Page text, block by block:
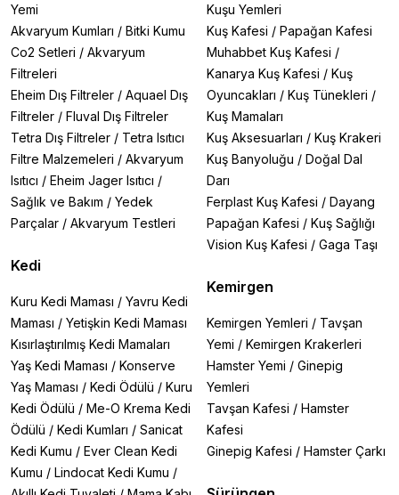
En Çok Satan Kum Torbası ve Filtre Modelleri
Beeztees Kedi Tuvalet Poşeti- Sızdırmaz yapısıyla
(67x48cm)
Beeztees Karbon Filtre
- Güçlü koku kontrolü
(20x30cm)
Catit SmartSift Yedek Torbası- Akıllı tuvalet sistemleri
için
Ferplast Clear Cat Filtre- Havayı temizleyen özel
formül
Karlie Kedi Tuvalet Poşeti
- Ekonomik 10'lu paket
Ürün Seçerken Dikkat Edilmesi Gerekenler
🔹 Boyut:Tuvalet kabınıza uygun ölçüleri seçin
🔹 Malzeme:Yırtılmaya dayanıklı kalın plastik torbalar
Aktif karbonlu filtreler daha etkili koku
kontrolü sağlar
Uzun süreli kullanım için çoklu
paketler
Kum Torbası ve Filtre Çeşitleri
•Standart Kum Torbaları:
Ekonomik ve pratik
çözümler
•Karbon Filtreler:Kapalı tuvaletler için koku önleyici
•Akıllı Tuvalet Yedekleri:Catit SmartSift gibi sistemlere
özel
•Biyobozunur Torbalar: Çevre dostu seçenekler
Sıkça Sorulan Sorular
Kedi tuvalet poşeti ne işe yarar?
Yemi
Akvaryum Kumları / Bitki Kumu
Co2 Setleri / Akvaryum
Filtreleri
Eheim Dış Filtreler / Aquael Dış
Filtreler / Fluval Dış Filtreler
Tetra Dış Filtreler / Tetra Isıtıcı
Filtre Malzemeleri / Akvaryum
Isıtıcı / Eheim Jager Isıtıcı /
Sağlık ve Bakım / Yedek
Parçalar / Akvaryum Testleri
Kedi
Kuru Kedi Maması / Yavru Kedi
Maması / Yetişkin Kedi Maması
Kısırlaştırılmış Kedi Mamaları
Yaş Kedi Maması / Konserve
Yaş Maması / Kedi Ödülü / Kuru
Kedi Ödülü / Me-O Krema Kedi
Ödülü / Kedi Kumları / Sanicat
Kedi Kumu / Ever Clean Kedi
Kumu / Lindocat Kedi Kumu /
Kuşu Yemleri
Kuş Kafesi / Papağan Kafesi
Muhabbet Kuş Kafesi /
Kanarya Kuş Kafesi / Kuş
Oyuncakları / Kuş Tünekleri /
Kuş Mamaları
Kuş Aksesuarları / Kuş Krakeri
Kuş Banyoluğu / Doğal Dal
Darı
Ferplast Kuş Kafesi / Dayang
Papağan Kafesi / Kuş Sağlığı
Vision Kuş Kafesi / Gaga Taşı
Kemirgen
Kemirgen Yemleri / Tavşan
Yemi / Kemirgen Krakerleri
Hamster Yemi / Ginepig
Yemleri
Tavşan Kafesi / Hamster
Kafesi
Ginepig Kafesi / Hamster Çarkı